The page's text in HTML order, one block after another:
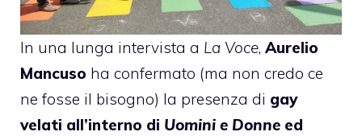
In una lunga intervista a La Voce, Aurelio
Mancuso ha confermato (ma non credo ce
ne fosse il bisogno) la presenza di gay
velati all’interno di Uomini e Donne ed